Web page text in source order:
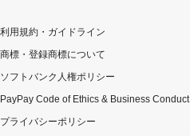
利用規約・ガイドライン
商標・登録商標について
ソフトバンク人権ポリシー
PayPay Code of Ethics & Business Conduct
プライバシーポリシー